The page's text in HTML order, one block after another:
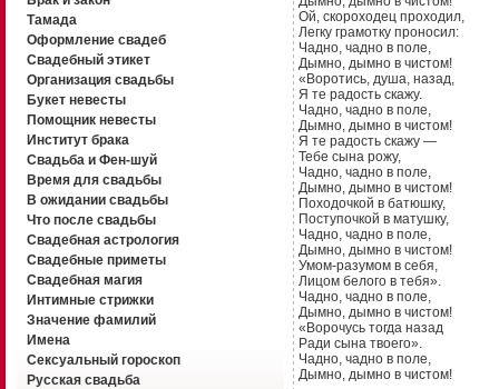
Тамада
Оформление свадеб
Свадебный этикет
Организация свадьбы
Букет невесты
Помощник невесты
Институт брака
Свадьба и Фен-шуй
Время для свадьбы
В ожидании свадьбы
Что после свадьбы
Свадебная астрология
Свадебные приметы
Свадебная магия
Интимные стрижки
Значение фамилий
Имена
Сексуальный гороскоп
Русская свадьба
Ой, скороходец проходил,
Легку грамотку проносил:
Чадно, чадно в поле,
Дымно, дымно в чистом!
«Воротись, душа, назад,
Я те радость скажу.
Чадно, чадно в поле,
Дымно, дымно в чистом!
Я те радость скажу —
Тебе сына рожу,
Чадно, чадно в поле,
Дымно, дымно в чистом!
Походочкой в батюшку,
Поступочкой в матушку,
Чадно, чадно в поле,
Дымно, дымно в чистом!
Умом-разумом в себя,
Лицом белого в тебя».
Чадно, чадно в поле,
Дымно, дымно в чистом!
«Ворочусь тогда назад
Ради сына твоего».
Чадно, чадно в поле,
Дымно, дымно в чистом!